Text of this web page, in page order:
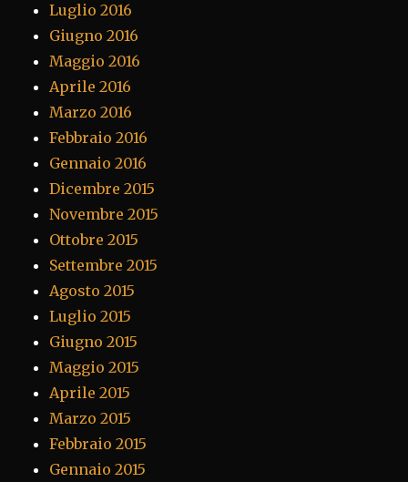
Luglio 2016
Giugno 2016
Maggio 2016
Aprile 2016
Marzo 2016
Febbraio 2016
Gennaio 2016
Dicembre 2015
Novembre 2015
Ottobre 2015
Settembre 2015
Agosto 2015
Luglio 2015
Giugno 2015
Maggio 2015
Aprile 2015
Marzo 2015
Febbraio 2015
Gennaio 2015